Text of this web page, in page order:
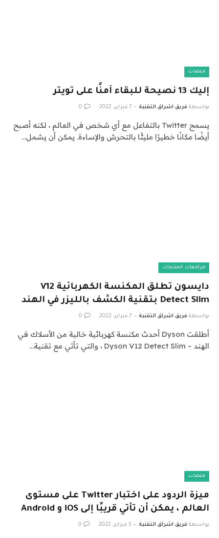
منصات
إليك 13 نصيحة للبقاء آمنًا على تويتر
بواسطة فريق اشراق التقنية 7 فبراير، 2022 0
يسمح Twitter بالتفاعل مع أي شخص في العالم ، لكنه أصبح
أيضًا مكانًا خطيرًا مليئًا بالتحرش والإساءة. يمكن أن يشمل…
مراجعات المنتجات
دايسون تطلق المكنسة الكهربائية V12
Detect Slim بتقنية الكشف بالليزر في الهند
بواسطة فريق اشراق التقنية 7 فبراير، 2022 0
أطلقت Dyson أحدث مكنسة كهربائية خالية من الأسلاك في
الهند – Dyson V12 Detect Slim ، والتي تأتي مع تقنية…
منصات
ميزة الردود على اختبار Twitter على مستوى
العالم ، يمكن أن تأتي قريبًا إلى iOS و Android
بواسطة فريق اشراق التقنية 5 فبراير، 2022 0